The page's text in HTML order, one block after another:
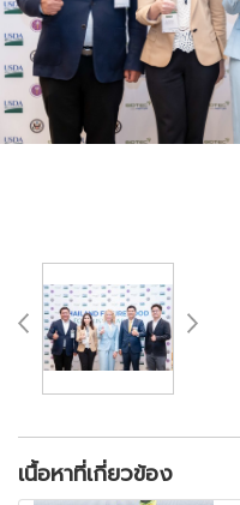
เนื้อหาที่เกี่ยวข้อง